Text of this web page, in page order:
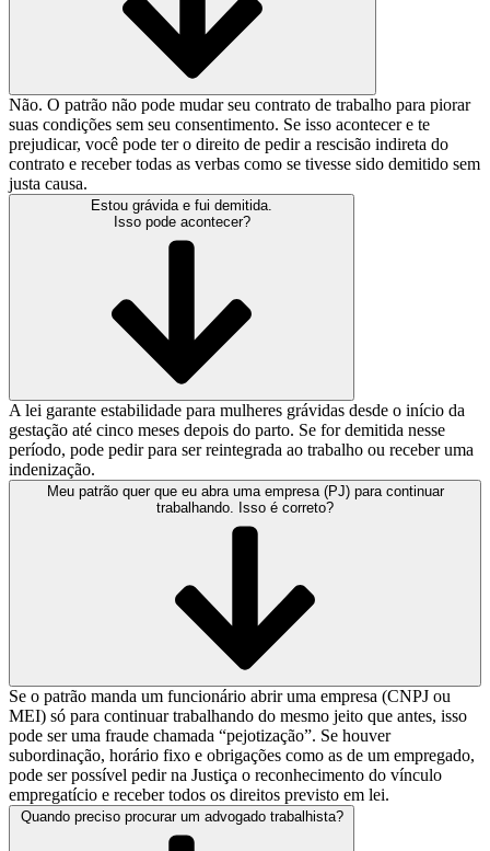
Não. O patrão não pode mudar seu contrato de trabalho para piorar
suas condições sem seu consentimento. Se isso acontecer e te
prejudicar, você pode ter o direito de pedir a rescisão indireta do
contrato e receber todas as verbas como se tivesse sido demitido sem
justa causa.
Estou grávida e fui demitida.
Isso pode acontecer?
A lei garante estabilidade para mulheres grávidas desde o início da
gestação até cinco meses depois do parto. Se for demitida nesse
período, pode pedir para ser reintegrada ao trabalho ou receber uma
indenização.
Meu patrão quer que eu abra uma empresa (PJ) para continuar
trabalhando. Isso é correto?
Se o patrão manda um funcionário abrir uma empresa (CNPJ ou
MEI) só para continuar trabalhando do mesmo jeito que antes, isso
pode ser uma fraude chamada “pejotização”. Se houver
subordinação, horário fixo e obrigações como as de um empregado,
pode ser possível pedir na Justiça o reconhecimento do vínculo
empregatício e receber todos os direitos previsto em lei.
Quando preciso procurar um advogado trabalhista?